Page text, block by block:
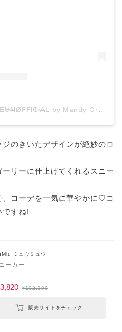
A post shared by HAUTEɄ₦Ø₣₣ł₵ł₳Ⱡ by Mandy Gragg (@hauteunofficial)
のきいたデザインが絶妙のロ
リーに仕上げてくれるスニー
、コーデを一気に華やかに♡コ
ですね!
ミュウミュウ
ーカー
¥102,300
販売サイトをチェック